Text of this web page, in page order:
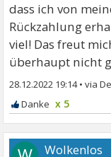
dass ich von
Rückzahlung
viel! Das freut
überhaupt nicht
28.12.2022 19:14•
x 5
Wolkenlos